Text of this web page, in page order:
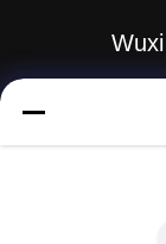
مقاطعة شيشان ،